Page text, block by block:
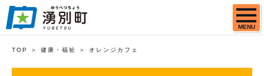
MENU
TOP 健康・福祉 オレンジカフェ